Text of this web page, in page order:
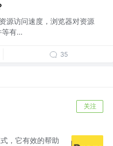
源访问速度，浏览器对资源
有...
35
关注
，它有效的帮助